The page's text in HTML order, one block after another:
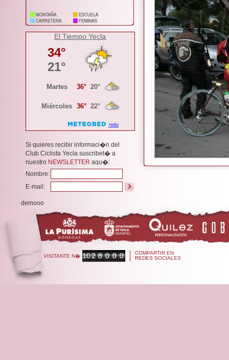
El Tiempo Yecla
Si quieres recibir informaci�n del
Club Ciclista Yecla suscribet� a
nuestro NEWSLETTER aqu�:
Nombre:
E-mail:
demooo
VISITANTE N� 102 8 0 0 0
COMPARTIR EN
REDES SOCIALES